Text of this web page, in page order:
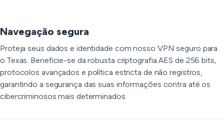
Navegação segura
Proteja seus dados e identidade com nosso VPN seguro para
o Texas. Beneficie-se da robusta criptografia AES de 256 bits,
protocolos avançados e política estricta de não registros,
garantindo a segurança das suas informações contra até os
cibercriminosos mais determinados.